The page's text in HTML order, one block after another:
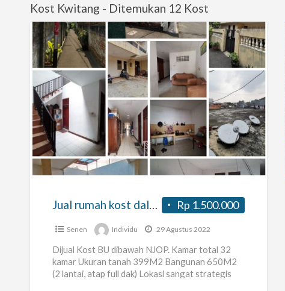
Kost Kwitang - Ditemukan 12 Kost
Jual
rumah
kost
dalam
Rp 1.500.000
Jual rumah kost dalam gang Kwitang
Senen Individu 29 Agustus 2022
Dijual Kost BU dibawah NJOP. Kamar total 32
kamar Ukuran tanah 399M2 Bangunan 650M2
(2 lantai, atap full dak) Lokasi sangat strategis